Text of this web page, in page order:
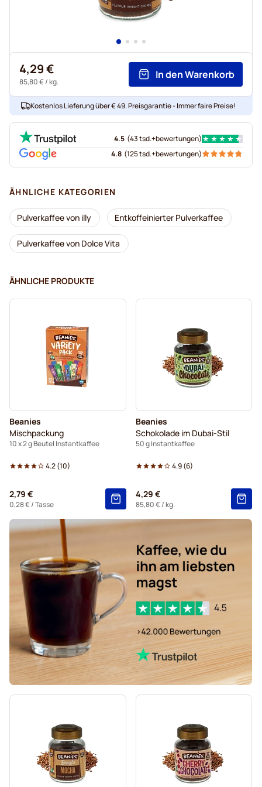
4,29 €
85,80 €/ kg.
In den Warenkorb
Kostenlos Lieferung über € 49. Preisgarantie - Immer faire Preise!
4.5 (43 tsd.+bewertungen)
4.8 (125 tsd.+bewertungen)
ÄHNLICHE KATEGORIEN
Pulverkaffee von illy Entkoffeinierter Pulverkaffee
Pulverkaffee von Dolce Vita
ÄHNLICHE PRODUKTE
Beanies
Mischpackung
10 x 2 g Beutel Instantkaffee
4.2(10)
2,79 €
0,28 €/ Tasse
Beanies
Schokolade im Dubai-Stil
50 g Instantkaffee
4.9(6)
4,29 €
85,80 €/ kg.